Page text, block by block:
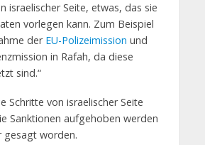
israelischer Seite, etwas, das sie
vorlegen kann. Zum Beispiel
der EU-Polizeimission und
in Rafah, da diese
sind.“
Schritte von israelischer Seite
Sanktionen aufgehoben werden
gesagt worden.